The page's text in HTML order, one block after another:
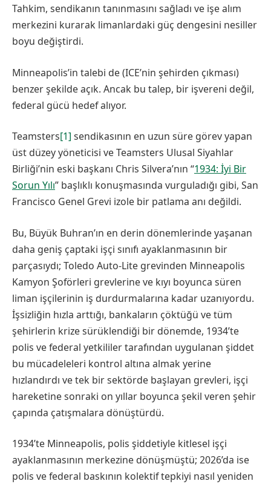
Tahkim, sendikanın tanınmasını sağladı ve işe alım
merkezini kurarak limanlardaki güç dengesini nesiller
boyu değiştirdi.
Minneapolis’in talebi de (ICE’nin şehirden çıkması)
benzer şekilde açık. Ancak bu talep, bir işvereni değil,
federal gücü hedef alıyor.
Teamsters[1] sendikasının en uzun süre görev yapan
üst düzey yöneticisi ve Teamsters Ulusal Siyahlar
Birliği’nin eski başkanı Chris Silvera’nın “1934: İyi Bir
Sorun Yılı” başlıklı konuşmasında vurguladığı gibi, San
Francisco Genel Grevi izole bir patlama anı değildi.
Bu, Büyük Buhran’ın en derin dönemlerinde yaşanan
daha geniş çaptaki işçi sınıfı ayaklanmasının bir
parçasıydı; Toledo Auto-Lite grevinden Minneapolis
Kamyon Şoförleri grevlerine ve kıyı boyunca süren
liman işçilerinin iş durdurmalarına kadar uzanıyordu.
İşsizliğin hızla arttığı, bankaların çöktüğü ve tüm
şehirlerin krize sürüklendiği bir dönemde, 1934’te
polis ve federal yetkililer tarafından uygulanan şiddet
bu mücadeleleri kontrol altına almak yerine
hızlandırdı ve tek bir sektörde başlayan grevleri, işçi
hareketine sonraki on yıllar boyunca şekil veren şehir
çapında çatışmalara dönüştürdü.
1934’te Minneapolis, polis şiddetiyle kitlesel işçi
ayaklanmasının merkezine dönüşmüştü; 2026’da ise
polis ve federal baskının kolektif tepkiyi nasıl yeniden